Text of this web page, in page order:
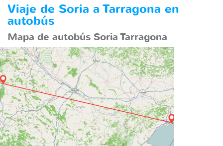
Viaje de Soria a Tarragona en
autobús
Mapa de autobús Soria Tarragona